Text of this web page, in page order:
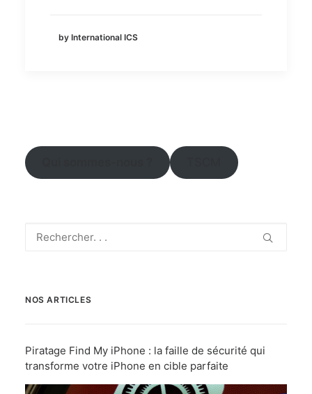
by International ICS
NOS ARTICLES
Piratage Find My iPhone : la faille de sécurité qui
transforme votre iPhone en cible parfaite